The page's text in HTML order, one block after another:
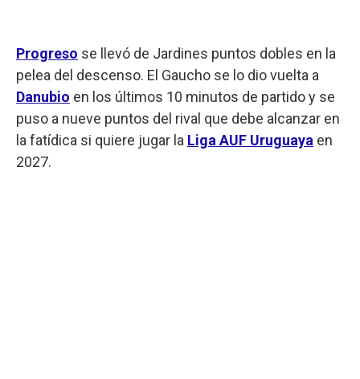
Progreso se llevó de Jardines puntos dobles en la
pelea del descenso. El Gaucho se lo dio vuelta a
Danubio en los últimos 10 minutos de partido y se
puso a nueve puntos del rival que debe alcanzar en
la fatídica si quiere jugar la Liga AUF Uruguaya en
2027.